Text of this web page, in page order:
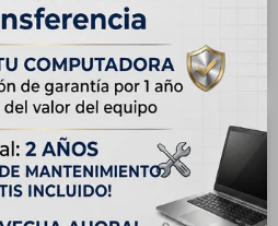
Hasta en 12 cuotas de
USD 95.75